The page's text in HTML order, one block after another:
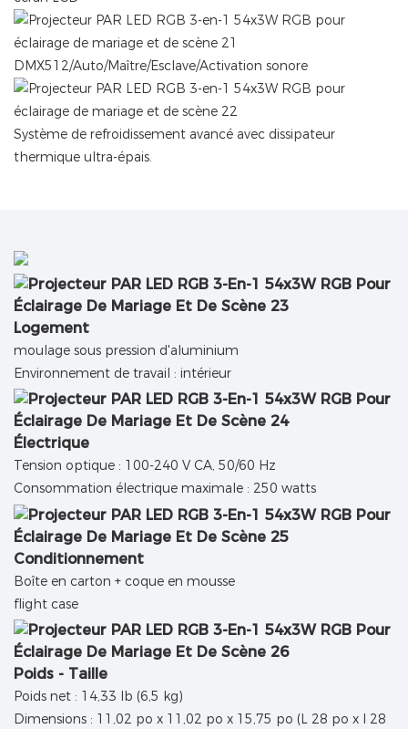
DMX512/Auto/Maître/Esclave/Activation sonore
Système de refroidissement avancé avec dissipateur
thermique ultra-épais.
Logement
moulage sous pression d'aluminium
Environnement de travail : intérieur
Électrique
Tension optique : 100-240 V CA, 50/60 Hz
Consommation électrique maximale : 250 watts
Conditionnement
Boîte en carton + coque en mousse
flight case
Poids - Taille
Poids net : 14,33 lb (6,5 kg)
Dimensions : 11,02 po x 11,02 po x 15,75 po (L 28 po x l 28